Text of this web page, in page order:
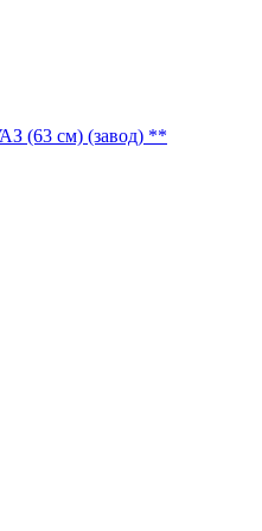
(63 см) (завод) **